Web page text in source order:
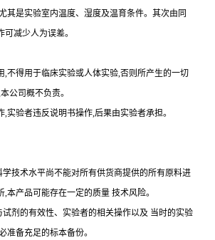
其是实验室内温度、湿度及温育条件。其次由同
减少人为误差。
,不得用于临床实验或人体实验,否则所产生的一切
公司概不负责。
,实验者违反说明书操作,后果由实验者承担。
学技术水平尚不能对所有供货商提供的所有原料进
本产品可能存在一定的质量 技术风险。
剂的有效性、实验者的相关操作以及 当时的实验
准备充足的标本备份。